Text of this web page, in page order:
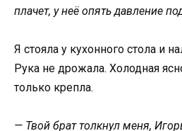
плачет, у неё опять давление
Я стояла у кухонного стола и
Рука не дрожала. Холодная
только крепла.
— Твой брат толкнул меня,